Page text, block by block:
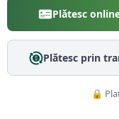
Plătesc
Plătesc prin
🔒